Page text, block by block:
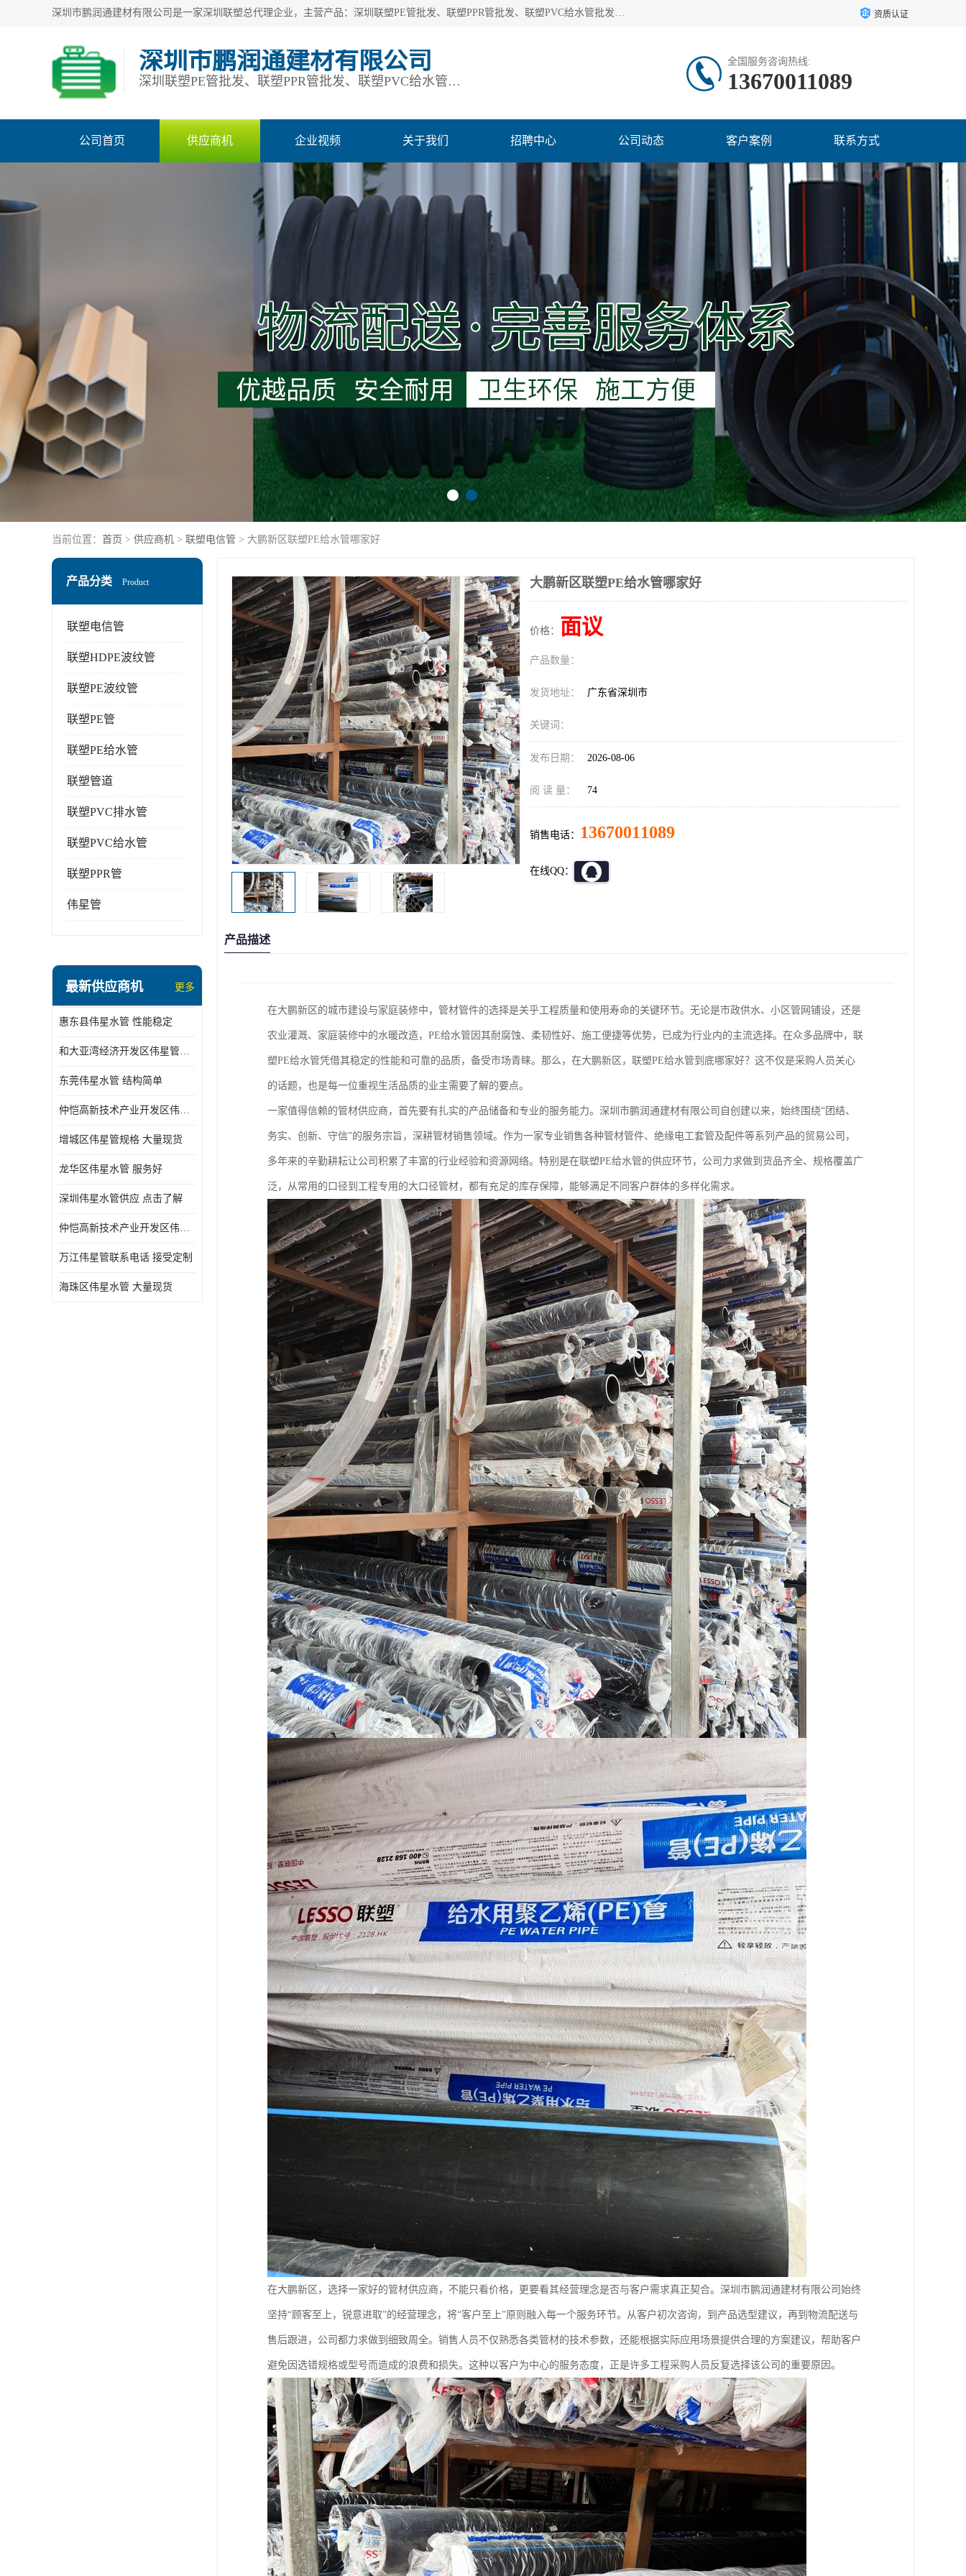
深圳市鹏润通建材有限公司是一家深圳联塑总代理企业，主营产品：深圳联塑PE管批发、联塑PPR管批发、联塑PVC给水管批发、联塑PVC排水管批发、联塑管道批发等。凭借服务以及多年的勤奋拼搏，发展成为一家销售各种管材管件，绝缘电工套管及配件等系列产品的贸易公司。公司秉承“顾客至上，锐意进取”的经营理念，坚持“客户至上”原则为广大客户提供的服务。欢迎惠顾！ 资质认证
深圳市鹏润通建材有限公司
深圳联塑PE管批发、联塑PPR管批发、联塑PVC给水管批发、联塑PVC排水管批发、联塑管道批发等
全国服务咨询热线:
13670011089
公司首页 供应商机 企业视频 关于我们 招聘中心 公司动态 客户案例 联系方式
当前位置： 首页 > 供应商机 > 联塑电信管 > 大鹏新区联塑PE给水管哪家好
产品分类 Product
联塑电信管
联塑HDPE波纹管
联塑PE波纹管
联塑PE管
联塑PE给水管
联塑管道
联塑PVC排水管
联塑PVC给水管
联塑PPR管
伟星管
最新供应商机 更多
惠东县伟星水管 性能稳定
和大亚湾经济开发区伟星管批发
东莞伟星水管 结构简单
仲恺高新技术产业开发区伟星管型号 技术成熟
增城区伟星管规格 大量现货
龙华区伟星水管 服务好
深圳伟星水管供应 点击了解
仲恺高新技术产业开发区伟星水管 大量现货
万江伟星管联系电话 接受定制
海珠区伟星水管 大量现货
大鹏新区联塑PE给水管哪家好
价格： 面议
产品数量：
发货地址： 广东省深圳市
关键词：
发布日期： 2026-08-06
阅 读 量： 74
销售电话： 13670011089
在线QQ：
产品描述
在大鹏新区的城市建设与家庭装修中，管材管件的选择是关乎工程质量和使用寿命的关键环节。无论是市政供水、小区管网铺设，还是
农业灌溉、家庭装修中的水暖改造，PE给水管因其耐腐蚀、柔韧性好、施工便捷等优势，已成为行业内的主流选择。在众多品牌中，联
塑PE给水管凭借其稳定的性能和可靠的品质，备受市场青睐。那么，在大鹏新区，联塑PE给水管到底哪家好？这不仅是采购人员关心
的话题，也是每一位重视生活品质的业主需要了解的要点。
一家值得信赖的管材供应商，首先要有扎实的产品储备和专业的服务能力。深圳市鹏润通建材有限公司自创建以来，始终围绕“团结、
务实、创新、守信”的服务宗旨，深耕管材销售领域。作为一家专业销售各种管材管件、绝缘电工套管及配件等系列产品的贸易公司，
多年来的辛勤耕耘让公司积累了丰富的行业经验和资源网络。特别是在联塑PE给水管的供应环节，公司力求做到货品齐全、规格覆盖广
泛，从常用的口径到工程专用的大口径管材，都有充足的库存保障，能够满足不同客户群体的多样化需求。
在大鹏新区，选择一家好的管材供应商，不能只看价格，更要看其经营理念是否与客户需求真正契合。深圳市鹏润通建材有限公司始终
坚持“顾客至上，锐意进取”的经营理念，将“客户至上”原则融入每一个服务环节。从客户初次咨询，到产品选型建议，再到物流配送与
售后跟进，公司都力求做到细致周全。销售人员不仅熟悉各类管材的技术参数，还能根据实际应用场景提供合理的方案建议，帮助客户
避免因选错规格或型号而造成的浪费和损失。这种以客户为中心的服务态度，正是许多工程采购人员反复选择该公司的重要原因。